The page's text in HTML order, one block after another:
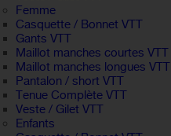
Femme
Casquette / Bonnet VTT
Gants VTT
Maillot manches courtes VTT
Maillot manches longues VTT
Pantalon / short VTT
Tenue Complète VTT
Veste / Gilet VTT
Enfants